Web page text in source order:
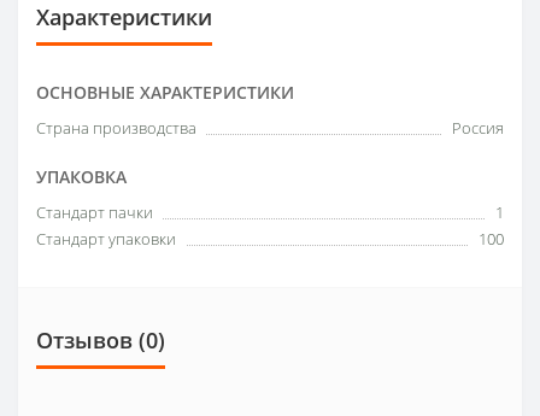
Характеристики
ОСНОВНЫЕ ХАРАКТЕРИСТИКИ
Страна производства Россия
УПАКОВКА
Стандарт пачки
1
Стандарт упаковки
100
Отзывов (0)